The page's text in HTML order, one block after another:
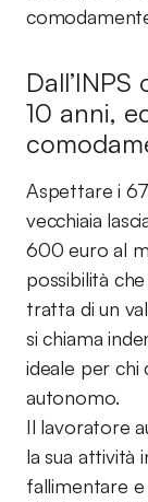
10 anni,
Aspettare i
vecchiaia
600 euro al
possibilità
tratta di un
si chiama
ideale per chi
autonomo.
Il lavoratore
la sua attività
fallimentare e